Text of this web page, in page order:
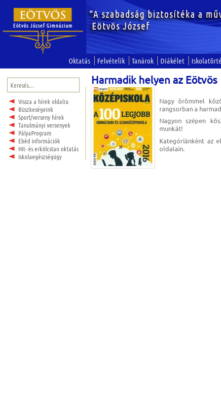
Oktatás Felvételik Tanárok Diákélet
Keresés:
Vissza a hírek oldalra
Büszkeségeink
Sport/verseny hírek
Tanulmányi versenyek
PályaProgram
Ebéd információk
Hit- és erkölcstan oktatás
Iskolaegészségügy
Harmadik helyen az Eötvös
Nagy örömmel
rangsorban a
Nagyon szépen
munkát!
Kategóriánként az
oldalain.